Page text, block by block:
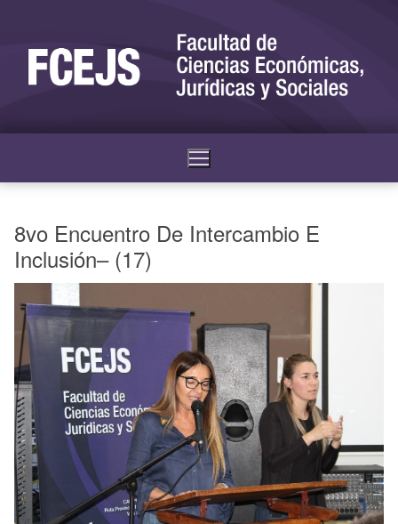
8vo Encuentro De Intercambio E
Inclusión– (17)